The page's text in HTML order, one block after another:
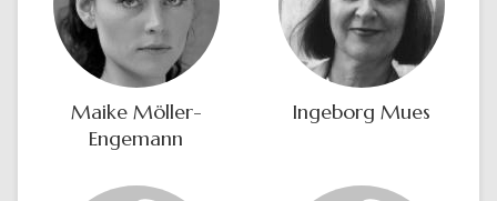
Maike Möller-
Engemann
Ingeborg Mues